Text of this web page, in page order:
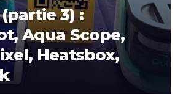
3) :
Aqua Scope,
Heatsbox,